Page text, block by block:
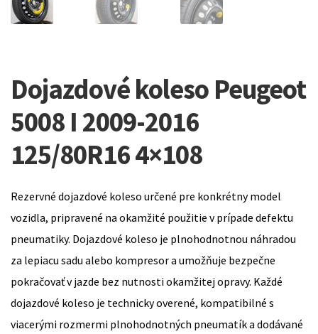
Dojazdové koleso Peugeot
5008 I 2009-2016
125/80R16 4×108
Rezervné dojazdové koleso určené pre konkrétny model
vozidla, pripravené na okamžité použitie v prípade defektu
pneumatiky. Dojazdové koleso je plnohodnotnou náhradou
za lepiacu sadu alebo kompresor a umožňuje bezpečne
pokračovať v jazde bez nutnosti okamžitej opravy. Každé
dojazdové koleso je technicky overené, kompatibilné s
viacerými rozmermi plnohodnotných pneumatík a dodávané